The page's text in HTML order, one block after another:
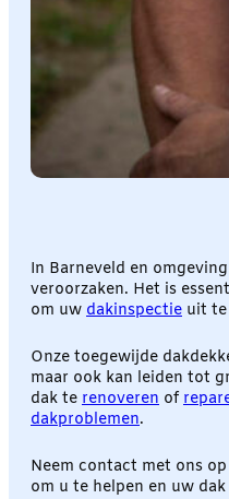
In Barneveld en
veroorzaken. Het is
om uw dakinspectie uit te
Onze toegewijde
maar ook kan leiden tot
dak te renoveren of
dakproblemen.
Neem contact met ons
om u te helpen en uw